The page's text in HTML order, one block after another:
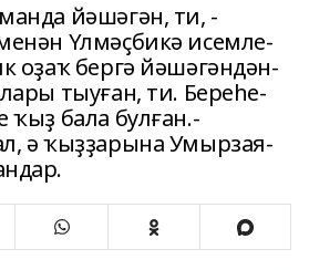
­йәшәгән,­ ти,
Үлмәҫбикә ­исемле­
оҙаҡ­ бергә­ йәшәгәндән­
тыуған,­ ти.­ Береһе­
ҡыҙ­ бала­ булған.­
ә­ ҡыҙҙарына ­Умыр­зая­